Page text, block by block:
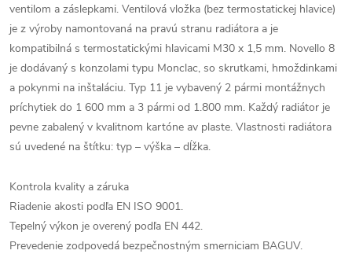
ventilom a záslepkami. Ventilová vložka (bez termostatickej hlavice)
je z výroby namontovaná na pravú stranu radiátora a je
kompatibilná s termostatickými hlavicami M30 x 1,5 mm. Novello 8
je dodávaný s konzolami typu Monclac, so skrutkami, hmoždinkami
a pokynmi na inštaláciu. Typ 11 je vybavený 2 pármi montážnych
príchytiek do 1 600 mm a 3 pármi od 1.800 mm. Každý radiátor je
pevne zabalený v kvalitnom kartóne av plaste. Vlastnosti radiátora
sú uvedené na štítku: typ – výška – dĺžka.
Kontrola kvality a záruka
Riadenie akosti podľa EN ISO 9001.
Tepelný výkon je overený podľa EN 442.
Prevedenie zodpovedá bezpečnostným smerniciam BAGUV.